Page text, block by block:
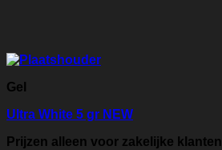
Gel
Ultra White 5 gr NEW
Prijzen alleen voor zakelijke klanten